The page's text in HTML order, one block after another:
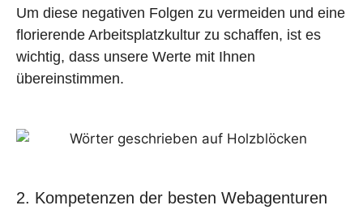
Um diese negativen Folgen zu vermeiden und eine
florierende Arbeitsplatzkultur zu schaffen, ist es
wichtig, dass unsere Werte mit Ihnen
übereinstimmen.
2. Kompetenzen der besten Webagenturen